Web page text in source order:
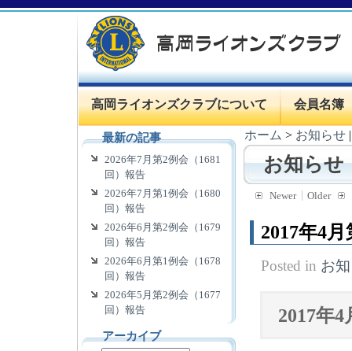
高岡ライオンズクラブについて 会員名簿
ホーム > お知らせ
お知らせ
Newer Older
2017年4
Posted in お
2017年
最新の記事
2026年7月第2例会（1681
回）報告
2026年7月第1例会（1680
回）報告
2026年6月第2例会（1679
回）報告
2026年6月第1例会（1678
回）報告
2026年5月第2例会（1677
回）報告
アーカイブ